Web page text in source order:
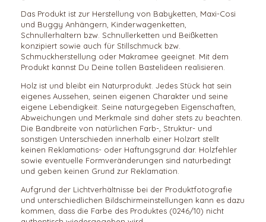
Das Produkt ist zur Herstellung von Babyketten, Maxi-Cosi
und Buggy Anhängern, Kinderwagenketten,
Schnullerhaltern bzw. Schnullerketten und Beißketten
konzipiert sowie auch für Stillschmuck bzw.
Schmuckherstellung oder Makramee geeignet. Mit dem
Produkt kannst Du Deine tollen Bastelideen realisieren.
Holz ist und bleibt ein Naturprodukt. Jedes Stück hat sein
eigenes Aussehen, seinen eigenen Charakter und seine
eigene Lebendigkeit. Seine naturgegeben Eigenschaften,
Abweichungen und Merkmale sind daher stets zu beachten.
Die Bandbreite von natürlichen Farb-, Struktur- und
sonstigen Unterschieden innerhalb einer Holzart stellt
keinen Reklamations- oder Haftungsgrund dar. Holzfehler
sowie eventuelle Formveränderungen sind naturbedingt
und geben keinen Grund zur Reklamation.
Aufgrund der Lichtverhältnisse bei der Produktfotografie
und unterschiedlichen Bildschirmeinstellungen kann es dazu
kommen, dass die Farbe des Produktes (0246/10) nicht